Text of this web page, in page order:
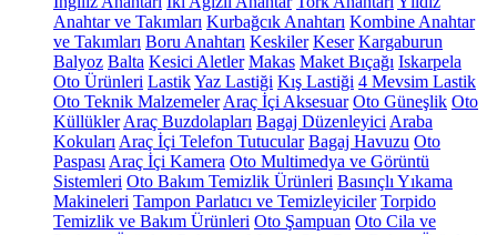
Anahtar ve Takımları Kurbağcık Anahtarı Kombine Anahtar
ve Takımları Boru Anahtarı Keskiler Keser Kargaburun
Balyoz Balta Kesici Aletler Makas Maket Bıçağı Iskarpela
Oto Ürünleri LastikYaz Lastiği Kış Lastiği 4 Mevsim Lastik
Oto Teknik Malzemeler Araç İçi Aksesuar Oto Güneşlik Oto
Küllükler Araç Buzdolapları Bagaj Düzenleyici Araba
Kokuları Araç İçi Telefon Tutucular Bagaj Havuzu Oto
Paspası Araç İçi Kamera Oto Multimedya ve Görüntü
Sistemleri Oto Bakım Temizlik Ürünleri Basınçlı Yıkama
Makineleri Tampon Parlatıcı ve Temizleyiciler Torpido
Temizlik ve Bakım Ürünleri Oto Şampuan Oto Cila ve